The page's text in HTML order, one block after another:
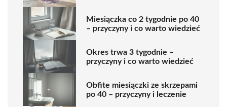
Miesiączka co 2 tygodnie po 40
– przyczyny i co warto wiedzieć
Okres trwa 3 tygodnie –
przyczyny i co warto wiedzieć
Obfite miesiączki ze skrzepami
po 40 – przyczyny i leczenie